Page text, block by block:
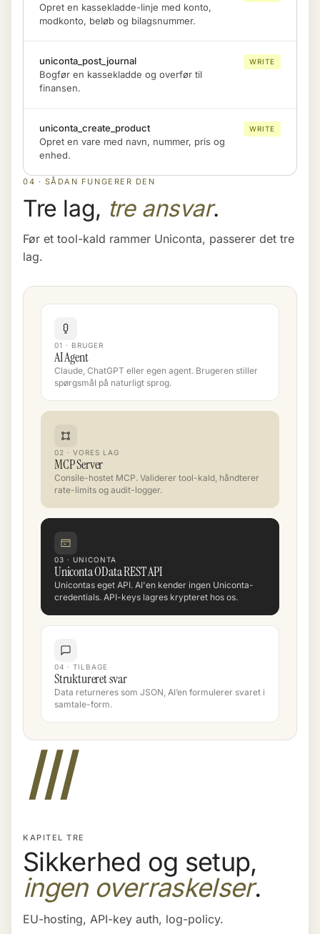
Opret en kassekladde-linje med konto,
modkonto, beløb og bilagsnummer.
uniconta_post_journal
Bogfør en kassekladde og overfør til
finansen.
WRITE
uniconta_create_product
Opret en vare med navn, nummer, pris og
enhed.
WRITE
04 · SÅDAN FUNGERER DEN
Tre lag, tre ansvar.
Før et tool-kald rammer Uniconta, passerer det tre
lag.
01 · BRUGER
AI Agent
Claude, ChatGPT eller egen agent. Brugeren stiller
spørgsmål på naturligt sprog.
02 · VORES LAG
MCP Server
Consile-hostet MCP. Validerer tool-kald, håndterer
rate-limits og audit-logger.
03 · UNICONTA
Uniconta OData REST API
Unicontas eget API. AI'en kender ingen Uniconta-
credentials. API-keys lagres krypteret hos os.
04 · TILBAGE
Struktureret svar
Data returneres som JSON, AI’en formulerer svaret i
samtale-form.
III
KAPITEL TRE
Sikkerhed og setup,
ingen overraskelser.
EU-hosting, API-key auth, log-policy.